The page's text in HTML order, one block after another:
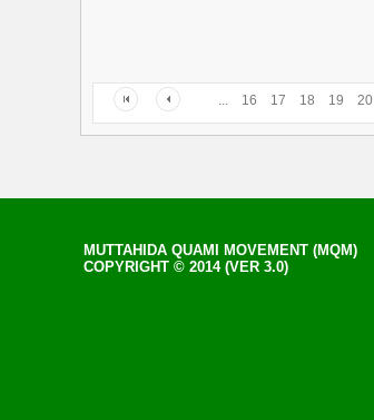
... 16 17 18 19 20
MUTTAHIDA QUAMI MOVEMENT (MQM)
COPYRIGHT © 2014 (VER 3.0)